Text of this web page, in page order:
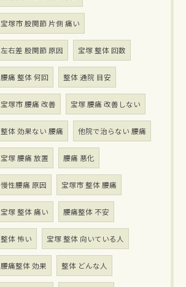
宝塚市 股関節 片側 痛い
左右差 股関節 原因 宝塚 整体 回数
腰痛 整体 何回 整体 通院 目安
宝塚市 腰痛 改善 宝塚 腰痛 改善しない
整体 効果ない 腰痛 他院で治らない 腰痛
宝塚 腰痛 放置 腰痛 悪化
慢性腰痛 原因 宝塚市 整体 腰痛
宝塚 整体 痛い 腰痛整体 不安
整体 怖い 宝塚 整体 向いている人
腰痛整体 効果 整体 どんな人